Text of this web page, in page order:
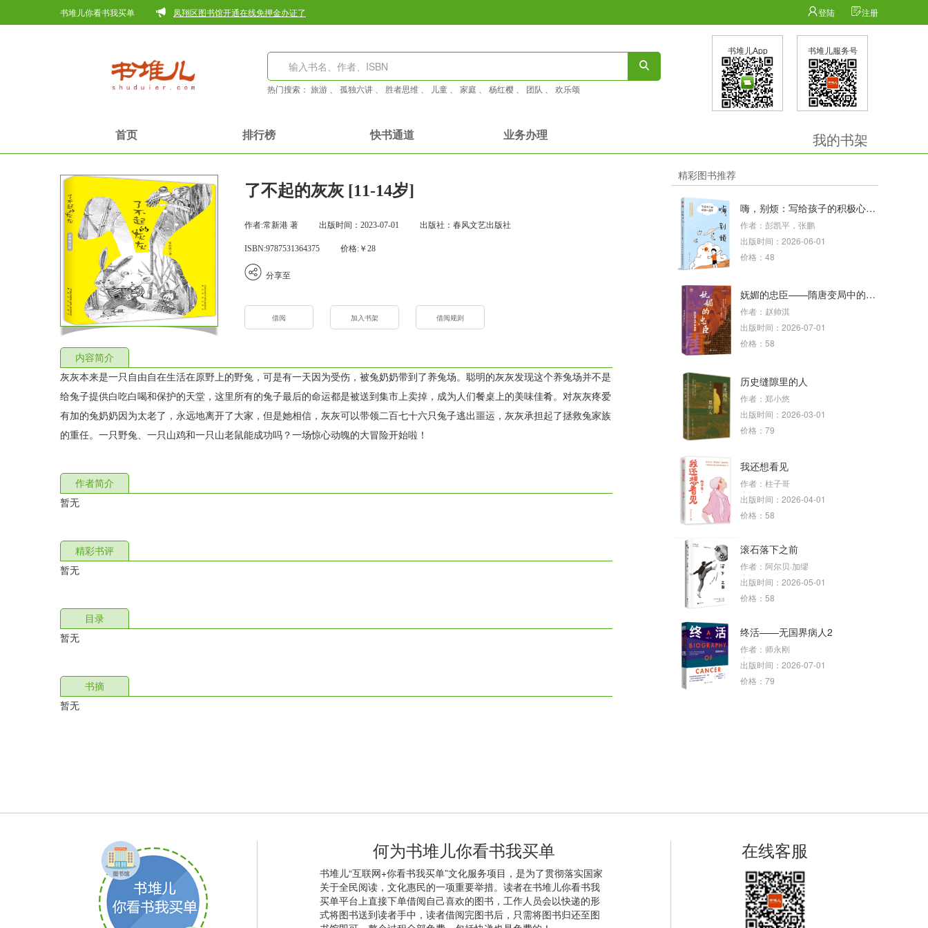
书堆儿你看书我买单 凤翔区图书馆开通在线免押金办证了 登陆 注册
热门搜索： 旅游 孤独六讲 胜者思维 儿童 家庭 杨红樱 团队 欢乐颂
书堆儿服务号
书堆儿App
首页 排行榜 快书通道 业务办理 我的书架
了不起的灰灰 [11-14岁]
作者:常新港 著 出版时间：2023-07-01 出版社：春风文艺出版社
ISBN:9787531364375 价格:￥28
分享至
借阅 加入书架 借阅规则
内容简介
灰灰本来是一只自由自在生活在原野上的野兔，可是有一天因为受伤，被兔奶奶带到了养兔场。聪明的灰灰发现这个养兔场并不是
给兔子提供白吃白喝和保护的天堂，这里所有的兔子最后的命运都是被送到集市上卖掉，成为人们餐桌上的美味佳肴。对灰灰疼爱
有加的兔奶奶因为太老了，永远地离开了大家，但是她相信，灰灰可以带领二百七十六只兔子逃出噩运，灰灰承担起了拯救兔家族
的重任。一只野兔、一只山鸡和一只山老鼠能成功吗？一场惊心动魄的大冒险开始啦！
作者简介
暂无
精彩书评
暂无
目录
暂无
书摘
暂无
精彩图书推荐
嗨，别烦：写给孩子的积极心理学
作者：彭凯平，张鹏
出版时间：2026-06-01
价格：48
妩媚的忠臣——隋唐变局中的魏徵
作者：赵帅淇
出版时间：2026-07-01
价格：58
历史缝隙里的人
作者：郑小悠
出版时间：2026-03-01
价格：79
我还想看见
作者：柱子哥
出版时间：2026-04-01
价格：58
滚石落下之前
作者：阿尔贝·加缪
出版时间：2026-05-01
价格：58
终活——无国界病人2
作者：师永刚
出版时间：2026-07-01
价格：79
何为书堆儿你看书我买单
书堆儿“互联网+你看书我买单”文化服务项目，是为了贯彻落实国家
关于全民阅读，文化惠民的一项重要举措。读者在书堆儿你看书我
买单平台上直接下单借阅自己喜欢的图书，工作人员会以快递的形
式将图书送到读者手中，读者借阅完图书后，只需将图书归还至图
在线客服